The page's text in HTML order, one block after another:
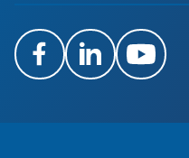
FacebookLinkedInYoutube